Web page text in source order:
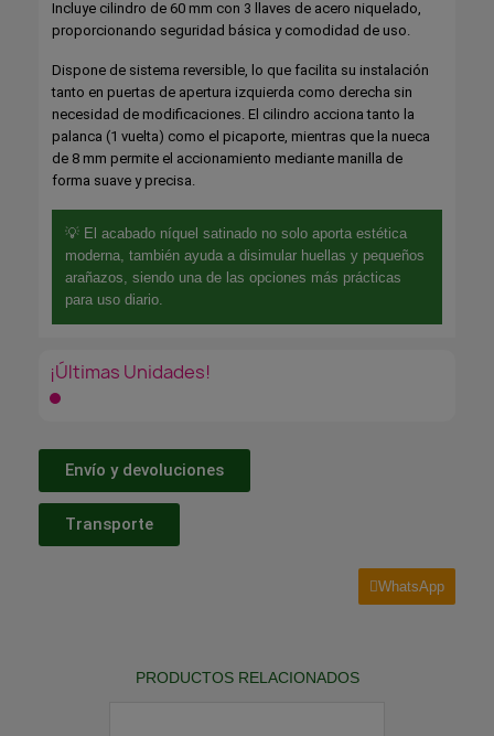
Incluye cilindro de 60 mm con 3 llaves de acero niquelado,
proporcionando seguridad básica y comodidad de uso.
Dispone de sistema reversible, lo que facilita su instalación
tanto en puertas de apertura izquierda como derecha sin
necesidad de modificaciones. El cilindro acciona tanto la
palanca (1 vuelta) como el picaporte, mientras que la nueca
de 8 mm permite el accionamiento mediante manilla de
forma suave y precisa.
💡 El acabado níquel satinado no solo aporta estética
moderna, también ayuda a disimular huellas y pequeños
arañazos, siendo una de las opciones más prácticas
para uso diario.
¡Últimas Unidades!
Envío y devoluciones
Transporte
WhatsApp
PRODUCTOS RELACIONADOS